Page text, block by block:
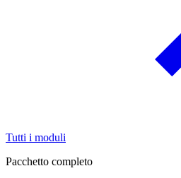
Tutti i moduli
Pacchetto completo